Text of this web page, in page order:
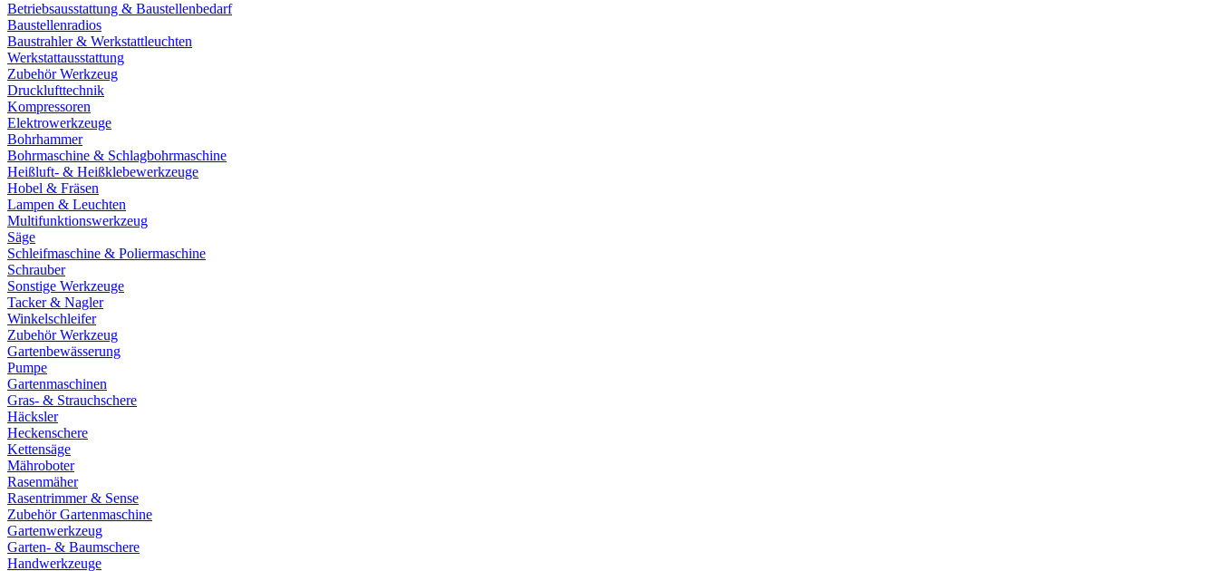
Betriebsausstattung & Baustellenbedarf
Baustellenradios
Baustrahler & Werkstattleuchten
Werkstattausstattung
Zubehör Werkzeug
Drucklufttechnik
Kompressoren
Elektrowerkzeuge
Bohrhammer
Bohrmaschine & Schlagbohrmaschine
Heißluft- & Heißklebewerkzeuge
Hobel & Fräsen
Lampen & Leuchten
Multifunktionswerkzeug
Säge
Schleifmaschine & Poliermaschine
Schrauber
Sonstige Werkzeuge
Tacker & Nagler
Winkelschleifer
Zubehör Werkzeug
Gartenbewässerung
Pumpe
Gartenmaschinen
Gras- & Strauchschere
Häcksler
Heckenschere
Kettensäge
Mähroboter
Rasenmäher
Rasentrimmer & Sense
Zubehör Gartenmaschine
Gartenwerkzeug
Garten- & Baumschere
Handwerkzeuge